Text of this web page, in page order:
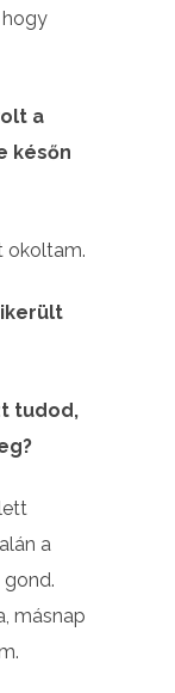
hogy
a
későn
okoltam.
tudod,
a
másnap